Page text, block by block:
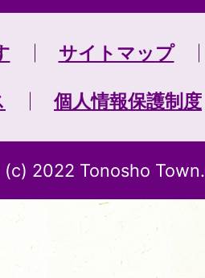
サイトマップ
個人情報保護制度
2022 Tonosho